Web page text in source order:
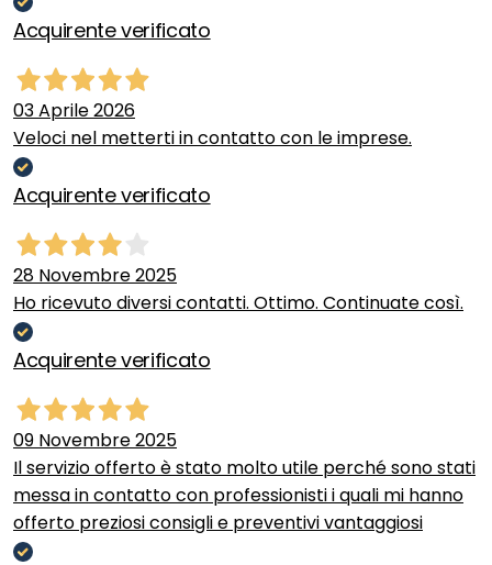
Acquirente verificato
03 Aprile 2026
Veloci nel metterti in contatto con le imprese.
Acquirente verificato
28 Novembre 2025
Ho ricevuto diversi contatti. Ottimo. Continuate così.
Acquirente verificato
09 Novembre 2025
Il servizio offerto è stato molto utile perché sono stati
messa in contatto con professionisti i quali mi hanno
offerto preziosi consigli e preventivi vantaggiosi